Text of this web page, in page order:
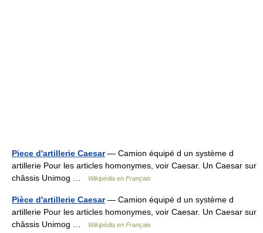
Piece d'artillerie Caesar— Camion équipé d un système d
artillerie Pour les articles homonymes, voir Caesar. Un Caesar sur
châssis Unimog …
Wikipédia en Français
Pièce d'artillerie Caesar— Camion équipé d un système d
artillerie Pour les articles homonymes, voir Caesar. Un Caesar sur
châssis Unimog …
Wikipédia en Français